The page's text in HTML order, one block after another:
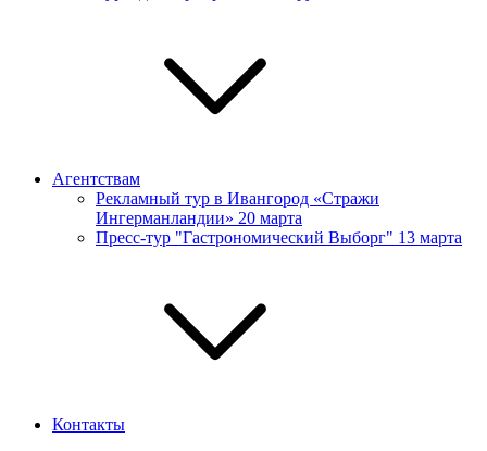
Агентствам
Рекламный тур в Ивангород «Стражи
Ингерманландии» 20 марта
Пресс-тур "Гастрономический Выборг" 13 марта
Контакты